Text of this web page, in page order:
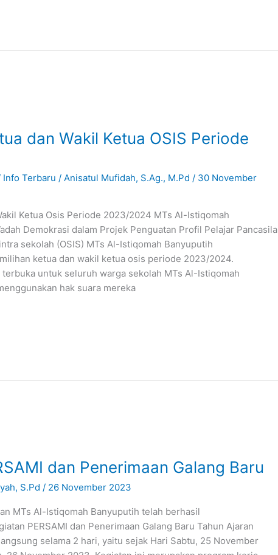
dan Wakil Ketua OSIS Periode
Info Terbaru /Anisatul Mufidah, S.Ag., M.Pd/ 30 November
Ketua Osis Periode 2023/2024 MTs Al-Istiqomah
Demokrasi dalam Projek Penguatan Profil Pelajar Pancasila
sekolah (OSIS) MTs Al-Istiqomah Banyuputih
ketua dan wakil ketua osis periode 2023/2024.
untuk seluruh warga sekolah MTs Al-Istiqomah
hak suara mereka
dan Penerimaan Galang Baru
S.Pd / 26 November 2023
MTs Al-Istiqomah Banyuputih telah berhasil
PERSAMI dan Penerimaan Galang Baru Tahun Ajaran
selama 2 hari, yaitu sejak Hari Sabtu, 25 November